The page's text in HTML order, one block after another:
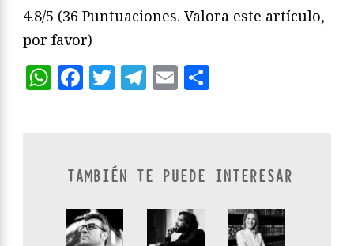
4.8/5 (36 Puntuaciones. Valora este artículo,
por favor)
WhatsApp
Facebook
Twitter
Telegram
Email
TAMBIÉN TE PUEDE INTERESAR